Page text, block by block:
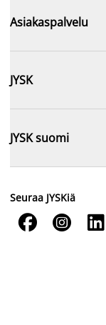
Asiakaspalvelu
JYSK
JYSK suomi
Seuraa JYSKiä
  